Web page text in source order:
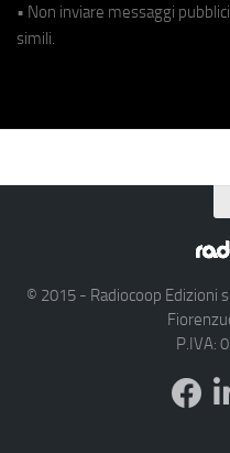
• Non inviare messaggi
simili.
© 2015 - Radiocoop Edizioni
P.IVA: